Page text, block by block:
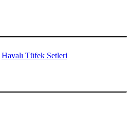
Havalı Tüfek Setleri